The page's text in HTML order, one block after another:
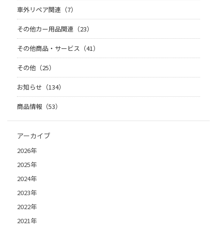
車外リペア関連（7）
その他カー用品関連（23）
その他商品・サービス（41）
その他（25）
お知らせ（134）
商品情報（53）
アーカイブ
2026年
2025年
2024年
2023年
2022年
2021年